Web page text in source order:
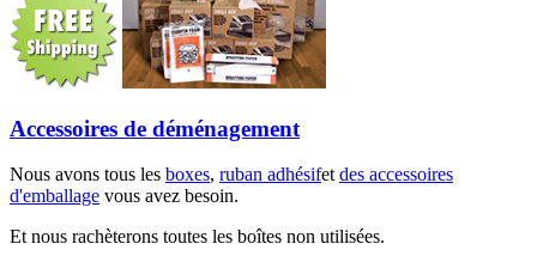
Accessoires de déménagement
Nous avons tous les boxes, ruban adhésifetdes accessoires
d'emballage vous avez besoin.
Et nous rachèterons toutes les boîtes non utilisées.